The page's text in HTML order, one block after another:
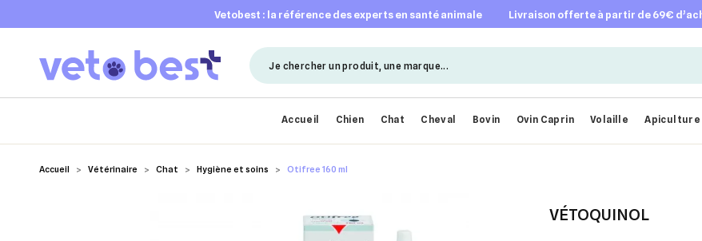
vetobest : la référence des experts en santé animale livraison offerte à partir de 69€
Accueil Chien Chat Cheval Bovin Ovin Caprin Volaille Apiculture
Accueil Vétérinaire Chat Hygiène et soins Otifree 160 ml
VÉTOQUINOL